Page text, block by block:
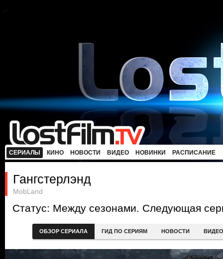
СЕРИАЛЫ КИНО НОВОСТИ ВИДЕО НОВИНКИ РАСПИСАНИЕ
Гангстерлэнд
MobLand
Статус: Между сезонами. Следующая
ОБЗОР СЕРИАЛА ГИД ПО СЕРИЯМ НОВОСТИ ВИДЕО